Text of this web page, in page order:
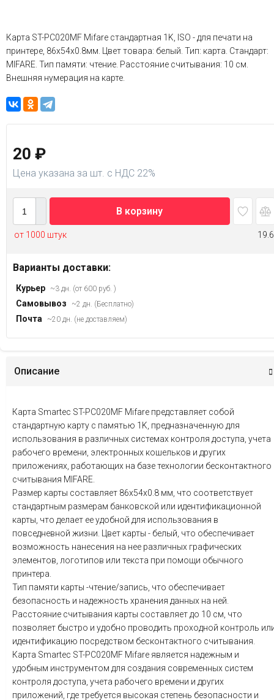
Карта ST-PC020MF Mifare стандартная 1K, ISO - для печати на
принтере, 86х54х0.8мм. Цвет товара: белый. Тип: карта. Стандарт:
MIFARE. Тип памяти: чтение. Расстояние считывания: 10 см.
Внешняя нумерация на карте.
20 ₽
Цена указана за шт. с НДС 22%
В корзину
от 1000 штук 19.6
Варианты доставки:
Курьер ~3 дн. (от 600 руб. )
Самовывоз ~2 дн. (Бесплатно)
Почта ~20 дн. (не доставляем)
Описание
Карта Smartec ST-PC020MF Mifare представляет собой
стандартную карту с памятью 1K, предназначенную для
использования в различных системах контроля доступа, учета
рабочего времени, электронных кошельков и других
приложениях, работающих на базе технологии бесконтактного
считывания MIFARE.
Размер карты составляет 86х54х0.8 мм, что соответствует
стандартным размерам банковской или идентификационной
карты, что делает ее удобной для использования в
повседневной жизни. Цвет карты - белый, что обеспечивает
возможность нанесения на нее различных графических
элементов, логотипов или текста при помощи обычного
принтера.
Тип памяти карты -чтение/запись, что обеспечивает
безопасность и надежность хранения данных на ней.
Расстояние считывания карты составляет до 10 см, что
позволяет быстро и удобно проводить проходной контроль
идентификацию посредством бесконтактного считывания.
Карта Smartec ST-PC020MF Mifare является надежным и
удобным инструментом для создания современных систем
контроля доступа, учета рабочего времени и других
приложений, где требуется высокая степень безопасности и